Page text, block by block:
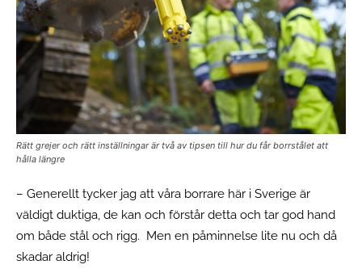
Rätt grejer och rätt inställningar är två av tipsen till hur du får borrstålet att
hålla längre
– Generellt tycker jag att våra borrare här i Sverige är
väldigt duktiga, de kan och förstår detta och tar god hand
om både stål och rigg. Men en påminnelse lite nu och då
skadar aldrig!